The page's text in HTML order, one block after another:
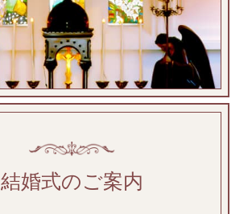
結婚式のご案内